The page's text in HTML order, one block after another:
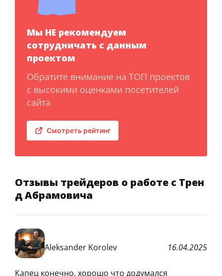
Мы НЕ рекомендуем
сотрудничать с данным
проектом
Обратите внимание на ТОП проектов
с высокими оценками посетителей
сайта
Смотреть рейтинг
Отзывы трейдеров о работе с Трен
д Абрамовича
Aleksander Korolev 16.04.2025
Капец конечно, хорошо что додумался